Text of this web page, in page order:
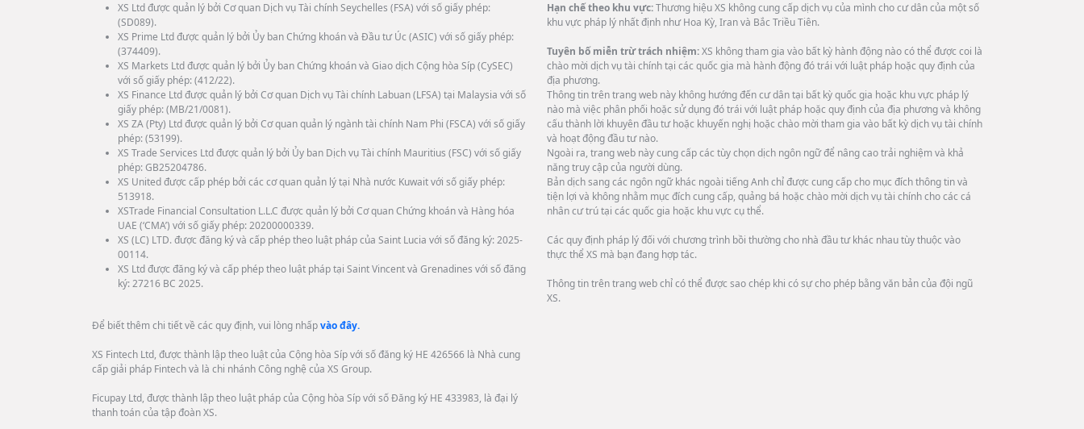
XS Ltd được quản lý bởi Cơ quan Dịch vụ Tài chính Seychelles (FSA) với số giấy phép:
(SD089).
XS Prime Ltd được quản lý bởi Ủy ban Chứng khoán và Đầu tư Úc (ASIC) với số giấy phép:
(374409).
XS Markets Ltd được quản lý bởi Ủy ban Chứng khoán và Giao dịch Cộng hòa Síp (CySEC)
với số giấy phép: (412/22).
XS Finance Ltd được quản lý bởi Cơ quan Dịch vụ Tài chính Labuan (LFSA) tại Malaysia với số
giấy phép: (MB/21/0081).
XS ZA (Pty) Ltd được quản lý bởi Cơ quan quản lý ngành tài chính Nam Phi (FSCA) với số giấy
phép: (53199).
XS Trade Services Ltd được quản lý bởi Ủy ban Dịch vụ Tài chính Mauritius (FSC) với số giấy
phép: GB25204786.
XS United được cấp phép bởi các cơ quan quản lý tại Nhà nước Kuwait với số giấy phép:
513918.
XSTrade Financial Consultation L.L.C được quản lý bởi Cơ quan Chứng khoán và Hàng hóa
UAE (‘CMA’) với số giấy phép: 20200000339.
XS (LC) LTD. được đăng ký và cấp phép theo luật pháp của Saint Lucia với số đăng ký: 2025-
00114.
XS Ltd được đăng ký và cấp phép theo luật pháp tại Saint Vincent và Grenadines với số đăng
ký: 27216 BC 2025.
Để biết thêm chi tiết về các quy định, vui lòng nhấpvào đây.
XS Fintech Ltd, được thành lập theo luật của Cộng hòa Síp với số đăng ký HE 426566 là Nhà cung
cấp giải pháp Fintech và là chi nhánh Công nghệ của XS Group.
Ficupay Ltd, được thành lập theo luật pháp của Cộng hòa Síp với số Đăng ký HE 433983, là đại lý
thanh toán của tập đoàn XS.
Hạn chế theo khu vực:Thương hiệu XS không cung cấp dịch vụ của mình cho cư dân của một số
khu vực pháp lý nhất định như Hoa Kỳ, Iran và Bắc Triều Tiên.
Tuyên bố miễn trừ trách nhiệm:XS không tham gia vào bất kỳ hành động nào có thể được coi là
chào mời dịch vụ tài chính tại các quốc gia mà hành động đó trái với luật pháp hoặc quy định của
địa phương.
Thông tin trên trang web này không hướng đến cư dân tại bất kỳ quốc gia hoặc khu vực pháp lý
nào mà việc phân phối hoặc sử dụng đó trái với luật pháp hoặc quy định của địa phương và không
cấu thành lời khuyên đầu tư hoặc khuyến nghị hoặc chào mời tham gia vào bất kỳ dịch vụ tài chính
và hoạt động đầu tư nào.
Ngoài ra, trang web này cung cấp các tùy chọn dịch ngôn ngữ để nâng cao trải nghiệm và khả
năng truy cập của người dùng.
Bản dịch sang các ngôn ngữ khác ngoài tiếng Anh chỉ được cung cấp cho mục đích thông tin và
tiện lợi và không nhằm mục đích cung cấp, quảng bá hoặc chào mời dịch vụ tài chính cho các cá
nhân cư trú tại các quốc gia hoặc khu vực cụ thể.
Các quy định pháp lý đối với chương trình bồi thường cho nhà đầu tư khác nhau tùy thuộc vào
thực thể XS mà bạn đang hợp tác.
Thông tin trên trang web chỉ có thể được sao chép khi có sự cho phép bằng văn bản của đội ngũ
XS.